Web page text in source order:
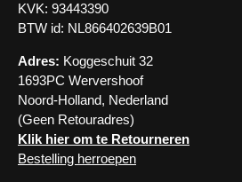
KVK: 93443390
BTW id: NL866402639B01
Adres: Koggeschuit 32
1693PC Wervershoof
Noord-Holland, Nederland
(Geen Retouradres)
Klik hier om te Retourneren
Bestelling herroepen